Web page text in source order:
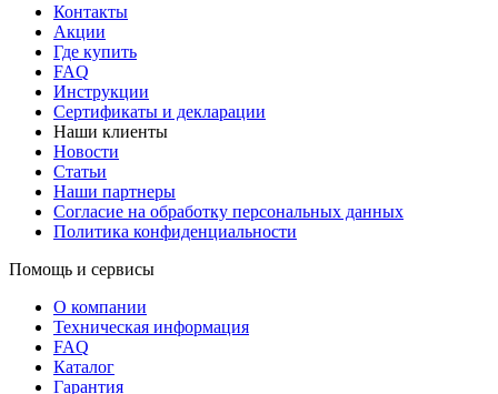
Контакты
Акции
Где купить
FAQ
Инструкции
Сертификаты и декларации
Наши клиенты
Новости
Статьи
Наши партнеры
Согласие на обработку персональных данных
Политика конфиденциальности
Помощь и сервисы
О компании
Техническая информация
FAQ
Каталог
Гарантия